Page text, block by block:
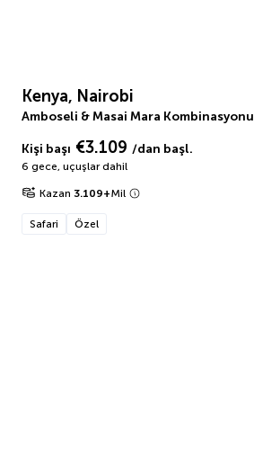
Kenya, Nairobi
Amboseli & Masai Mara Kombinasyonu
Kişi başı €3.109 /dan başl.
6 gece, uçuşlar dahil
Kazan 3.109+Mil
Safari Özel